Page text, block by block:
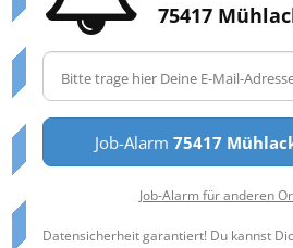
75417
Job-Alarm 75417
Job-Alarm für anderen
Datensicherheit garantiert! Du kannst